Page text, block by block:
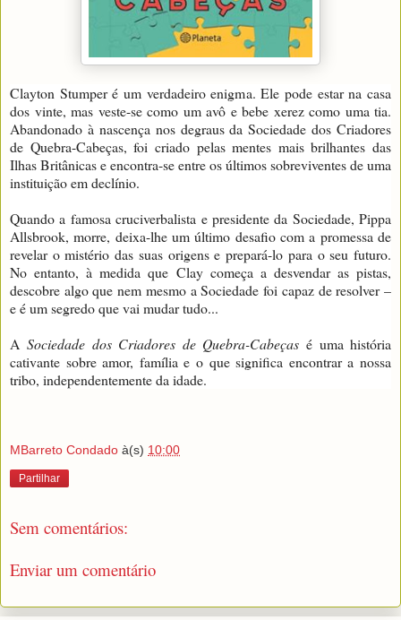
Clayton Stumper é um verdadeiro enigma. Ele pode estar na casa
dos vinte, mas veste-se como um avô e bebe xerez como uma tia.
Abandonado à nascença nos degraus da Sociedade dos Criadores
de Quebra-Cabeças, foi criado pelas mentes mais brilhantes das
Ilhas Britânicas e encontra-se entre os últimos sobreviventes de uma
instituição em declínio.
Quando a famosa cruciverbalista e presidente da Sociedade, Pippa
Allsbrook, morre, deixa-lhe um último desafio com a promessa de
revelar o mistério das suas origens e prepará-lo para o seu futuro.
No entanto, à medida que Clay começa a desvendar as pistas,
descobre algo que nem mesmo a Sociedade foi capaz de resolver –
e é um segredo que vai mudar tudo...
ASociedade dos Criadores de Quebra-Cabeçasé uma história
cativante sobre amor, família e o que significa encontrar a nossa
tribo, independentemente da idade.
MBarreto Condado à(s) 10:00
Partilhar
Sem comentários:
Enviar um comentário